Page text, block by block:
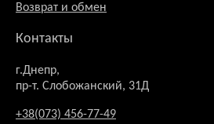
Возврат и обмен
Контакты
г.Днепр,
пр-т. Слобожанский, 31Д
+38(073) 456-77-49